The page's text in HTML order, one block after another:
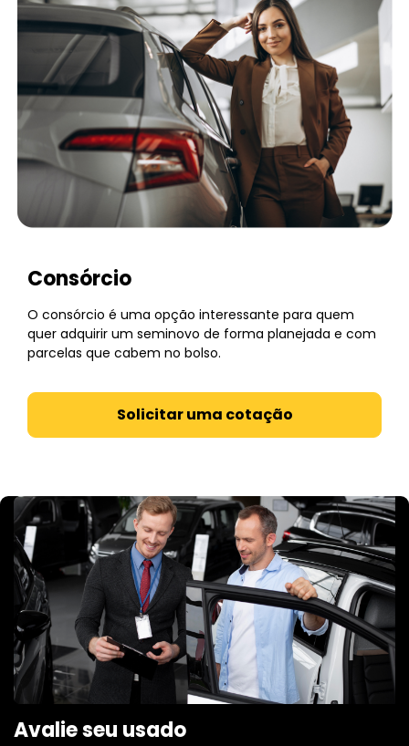
Consórcio
O consórcio é uma opção interessante para quem
quer adquirir um seminovo de forma planejada e com
parcelas que cabem no bolso.
Solicitar uma cotação
Avalie seu usado